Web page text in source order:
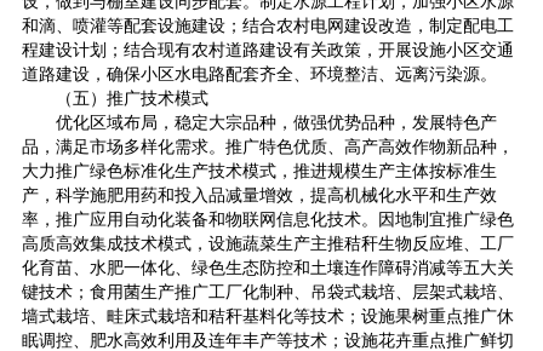
和滴、喷灌等配套设施建设；结合农村电网建设改造，制定配电工
程建设计划；结合现有农村道路建设有关政策，开展设施小区交通
道路建设，确保小区水电路配套齐全、环境整洁、远离污染源。
（五）推广技术模式
优化区域布局，稳定大宗品种，做强优势品种，发展特色产
品，满足市场多样化需求。推广特色优质、高产高效作物新品种，
大力推广绿色标准化生产技术模式，推进规模生产主体按标准生
产，科学施肥用药和投入品减量增效，提高机械化水平和生产效
率，推广应用自动化装备和物联网信息化技术。因地制宜推广绿色
高质高效集成技术模式，设施蔬菜生产主推秸秆生物反应堆、工厂
化育苗、水肥一体化、绿色生态防控和土壤连作障碍消减等五大关
键技术；食用菌生产推广工厂化制种、吊袋式栽培、层架式栽培、
墙式栽培、畦床式栽培和秸秆基料化等技术；设施果树重点推广休
眠调控、肥水高效利用及连年丰产等技术；设施花卉重点推广鲜切